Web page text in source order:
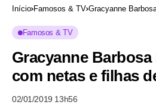
Início Famosos & TV Gracyanne
Famosos & TV
Gracyanne
com netas e filhas
02/01/2019 13h56